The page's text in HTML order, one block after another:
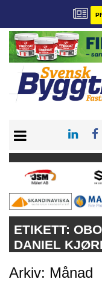
PRENUMERERA
VÅRA ANDRA
ANNONSERA
KONTAKT
ETIKETT:
DANIEL
Arkiv: Månad